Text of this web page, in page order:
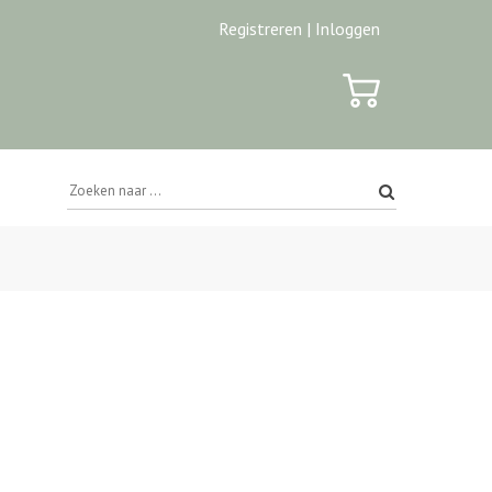
Registreren | Inloggen